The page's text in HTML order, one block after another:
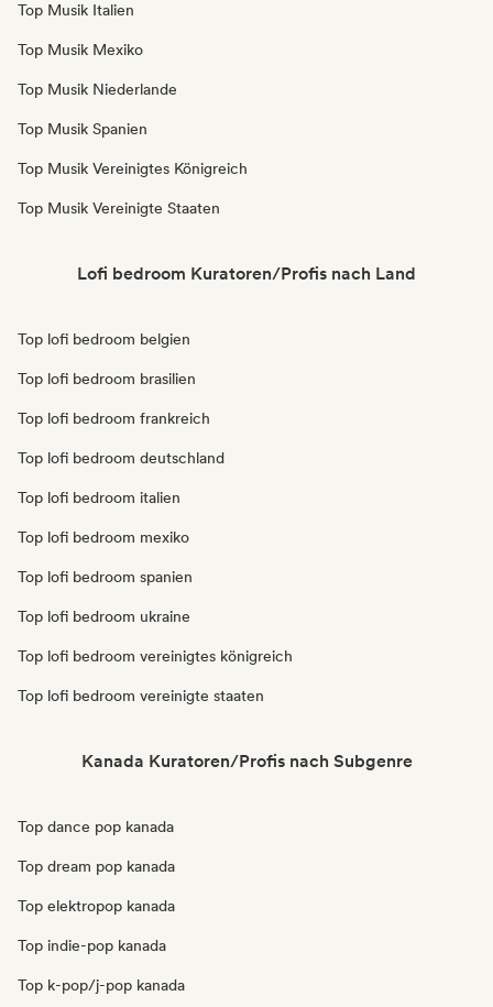
Top Musik Italien
Top Musik Mexiko
Top Musik Niederlande
Top Musik Spanien
Top Musik Vereinigtes Königreich
Top Musik Vereinigte Staaten
Lofi bedroom Kuratoren/Profis nach Land
Top lofi bedroom belgien
Top lofi bedroom brasilien
Top lofi bedroom frankreich
Top lofi bedroom deutschland
Top lofi bedroom italien
Top lofi bedroom mexiko
Top lofi bedroom spanien
Top lofi bedroom ukraine
Top lofi bedroom vereinigtes königreich
Top lofi bedroom vereinigte staaten
Kanada Kuratoren/Profis nach Subgenre
Top dance pop kanada
Top dream pop kanada
Top elektropop kanada
Top indie-pop kanada
Top k-pop/j-pop kanada